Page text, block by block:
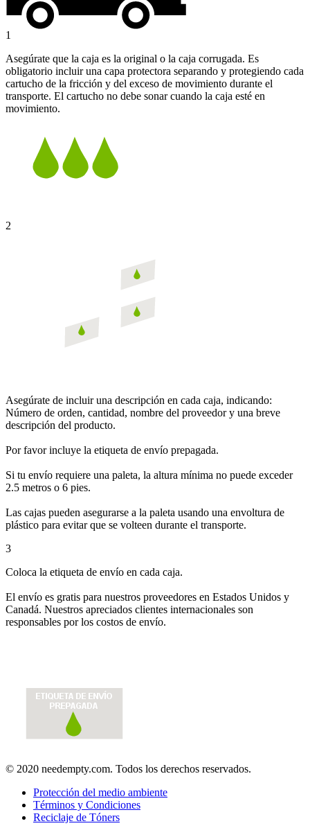
1
Asegúrate que la caja es la original o la caja corrugada. Es
obligatorio incluir una capa protectora separando y protegiendo cada
cartucho de la fricción y del exceso de movimiento durante el
transporte. El cartucho no debe sonar cuando la caja esté en
movimiento.
2
Asegúrate de incluir una descripción en cada caja, indicando:
Número de orden, cantidad, nombre del proveedor y una breve
descripción del producto.
Por favor incluye la etiqueta de envío prepagada.
Si tu envío requiere una paleta, la altura mínima no puede exceder
2.5 metros o 6 pies.
Las cajas pueden asegurarse a la paleta usando una envoltura de
plástico para evitar que se volteen durante el transporte.
3
Coloca la etiqueta de envío en cada caja.
El envío es gratis para nuestros proveedores en Estados Unidos y
Canadá. Nuestros apreciados clientes internacionales son
responsables por los costos de envío.
© 2020 needempty.com. Todos los derechos reservados.
Protección del medio ambiente
Términos y Condiciones
Reciclaje de Tóners